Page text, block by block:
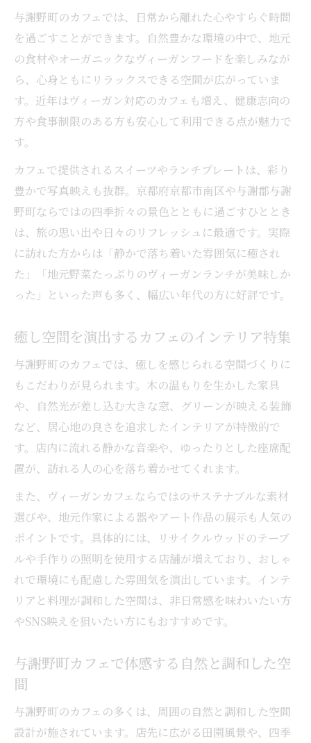
与謝野町のカフェでは、日常から離れた心やすらぐ時間
を過ごすことができます。自然豊かな環境の中で、地元
の食材やオーガニックなヴィーガンフードを楽しみなが
ら、心身ともにリラックスできる空間が広がっていま
す。近年はヴィーガン対応のカフェも増え、健康志向の
方や食事制限のある方も安心して利用できる点が魅力で
す。
カフェで提供されるスイーツやランチプレートは、彩り
豊かで写真映えも抜群。京都府京都市南区や与謝郡与謝
野町ならではの四季折々の景色とともに過ごすひととき
は、旅の思い出や日々のリフレッシュに最適です。実際
に訪れた方からは「静かで落ち着いた雰囲気に癒され
た」「地元野菜たっぷりのヴィーガンランチが美味しか
った」といった声も多く、幅広い年代の方に好評です。
癒し空間を演出するカフェのインテリア特集
与謝野町のカフェでは、癒しを感じられる空間づくりに
もこだわりが見られます。木の温もりを生かした家具
や、自然光が差し込む大きな窓、グリーンが映える装飾
など、居心地の良さを追求したインテリアが特徴的で
す。店内に流れる静かな音楽や、ゆったりとした座席配
置が、訪れる人の心を落ち着かせてくれます。
また、ヴィーガンカフェならではのサステナブルな素材
選びや、地元作家による器やアート作品の展示も人気の
ポイントです。具体的には、リサイクルウッドのテーブ
ルや手作りの照明を使用する店舗が増えており、おしゃ
れで環境にも配慮した雰囲気を演出しています。インテ
リアと料理が調和した空間は、非日常感を味わいたい方
やSNS映えを狙いたい方にもおすすめです。
与謝野町カフェで体感する自然と調和した空
間
与謝野町のカフェの多くは、周囲の自然と調和した空間
設計が施されています。店先に広がる田園風景や、四季